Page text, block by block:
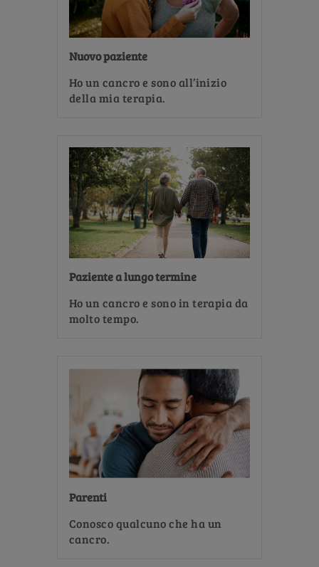
Nuovo paziente
Ho un cancro e sono all’inizio
della mia terapia.
Paziente a lungo termine
Ho un cancro e sono in terapia da
molto tempo.
Parenti
Conosco qualcuno che ha un
cancro.